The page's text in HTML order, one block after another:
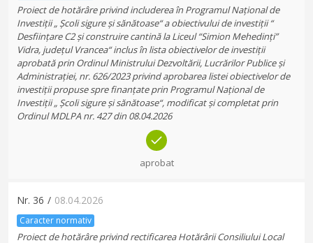
Proiect de hotărâre privind includerea în Programul Național de
Investiții „ Școli sigure și sănătoase“ a obiectivului de investiții “
Desființare C2 și construire cantină la Liceul “Simion Mehedinți”
Vidra, județul Vrancea“ inclus în lista obiectivelor de investiții
aprobată prin Ordinul Ministrului Dezvoltării, Lucrărilor Publice și
Administrației, nr. 626/2023 privind aprobarea listei obiectivelor de
investiții propuse spre finanțate prin Programul Național de
Investiții „ Școli sigure și sănătoase“, modificat și completat prin
Ordinul MDLPA nr. 427 din 08.04.2026
aprobat
Nr. 36 / 08.04.2026
Caracter normativ
Proiect de hotărâre privind rectificarea Hotărârii Consiliului Local